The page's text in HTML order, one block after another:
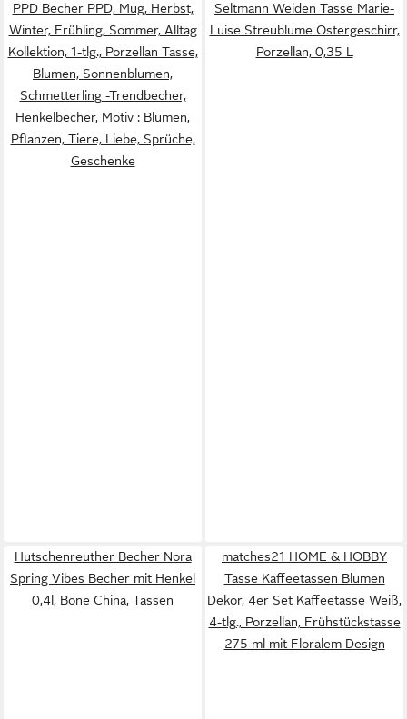
PPD Becher PPD, Mug, Herbst,
Winter, Frühling, Sommer, Alltag
Kollektion, 1-tlg., Porzellan Tasse,
Blumen, Sonnenblumen,
Schmetterling -Trendbecher,
Henkelbecher, Motiv : Blumen,
Pflanzen, Tiere, Liebe, Sprüche,
Geschenke
Seltmann Weiden Tasse Marie-
Luise Streublume Ostergeschirr,
Porzellan, 0,35 L
Hutschenreuther Becher Nora
Spring Vibes Becher mit Henkel
0,4l, Bone China, Tassen
matches21 HOME & HOBBY
Tasse Kaffeetassen Blumen
Dekor, 4er Set Kaffeetasse Weiß,
4-tlg., Porzellan, Frühstückstasse
275 ml mit Floralem Design